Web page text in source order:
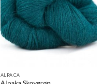
ALPACA